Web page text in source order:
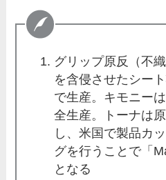
グリップ原反（不
を含侵させたシー
で生産。キモニー
全生産。トーナは
し、米国で製品カ
グを行うことで「
となる